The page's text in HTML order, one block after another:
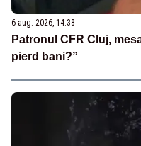
6 aug. 2026, 14:38
Patronul CFR Cluj,
pierd bani?”